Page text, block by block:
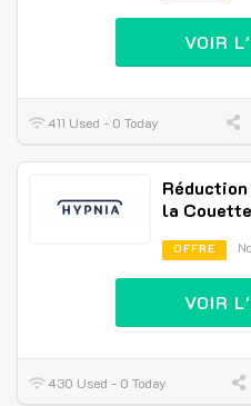
VOIR
411 Used - 0 Today
la
OFFRE
VOIR
430 Used - 0 Today